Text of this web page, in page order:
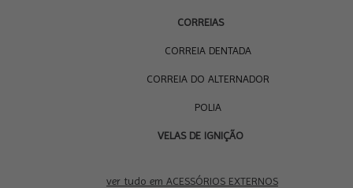
CORREIAS
CORREIA DENTADA
CORREIA DO ALTERNADOR
POLIA
VELAS DE IGNIÇÃO
ver tudo em ACESSÓRIOS EXTERNOS